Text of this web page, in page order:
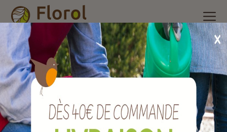
Accueil Nos produits /Outils de jardin/ Taillanderie,
sécateurs et bucheronnage/Anneau pour cale bois.